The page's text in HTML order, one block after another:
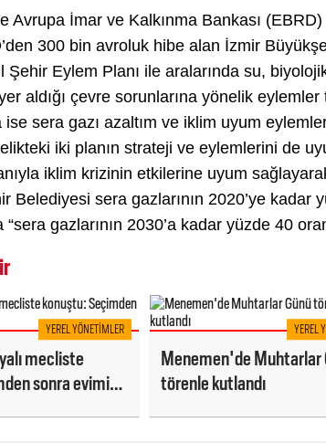
Avrupa İmar ve Kalkınma Bankası
300 bin avroluk hibe alan İzmir
Şehir Eylem Planı ile aralarında su,
aldığı çevre sorunlarına yönelik
ise sera gazı azaltım ve iklim uyum
iki planın strateji ve eylemlerini de
iklim krizinin etkilerine uyum
Belediyesi sera gazlarının 2020’ye kadar
“sera gazlarının 2030’a kadar yüzde 40
YEREL YÖNETIMLER
mecliste
sonra evimi
YEREL
Menemen'de Muhtarlar
törenle kutlandı